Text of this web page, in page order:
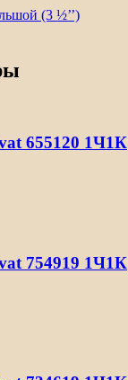
(3 ½’’)
655120 1Ч1К
754919 1Ч1К